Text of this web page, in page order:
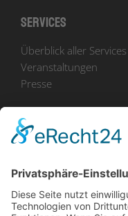
Services
Überblick aller Services
Veranstaltungen
Presse
Bekanntmachungen
Zu uns